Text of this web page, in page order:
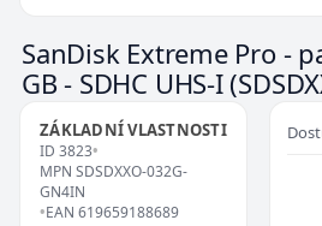
SanDisk Extreme Pro -
GB - SDHC UHS-I
ZÁKLADNÍ VLASTNOSTI
ID 3823•
MPN SDSDXXO-032G-
GN4IN
•EAN 619659188689